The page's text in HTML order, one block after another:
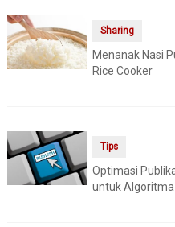
Sharing
Menanak Nasi
Rice Cooker
Tips
Optimasi
untuk